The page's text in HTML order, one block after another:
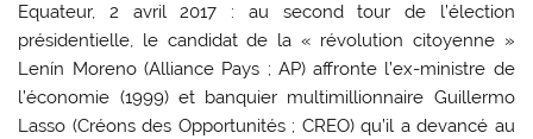
Equateur, 2 avril 2017 : au second tour de l’élection
présidentielle, le candidat de la « révolution citoyenne »
Lenín Moreno (Alliance Pays ; AP) affronte l’ex-ministre de
l’économie (1999) et banquier multimillionnaire Guillermo
Lasso (Créons des Opportunités ; CREO) qu’il a devancé au